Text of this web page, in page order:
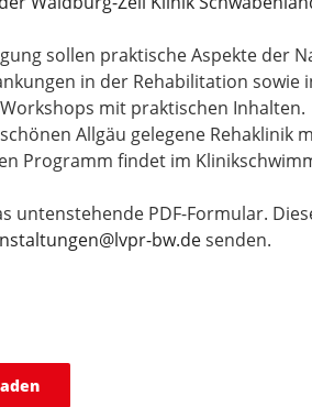
sollen praktische Aspekte der
in der Rehabilitation sowie
mit praktischen Inhalten.
Allgäu gelegene Rehaklinik
Programm findet im
untenstehende PDF-Formular.
bw.desenden.